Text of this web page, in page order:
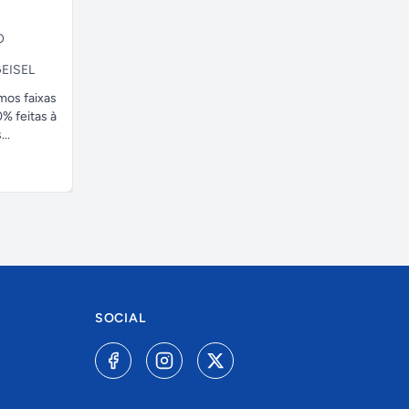
faixas
feitas à
SOCIAL